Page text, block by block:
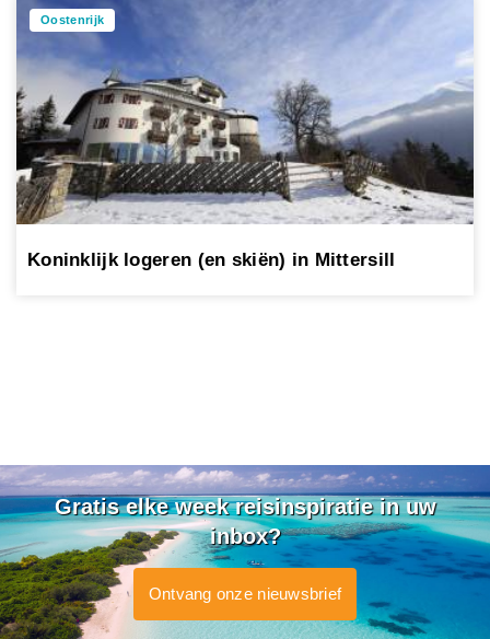
Oostenrijk
Koninklijk logeren (en skiën) in Mittersill
Gratis elke week reisinspiratie in uw
inbox?
Ontvang onze nieuwsbrief